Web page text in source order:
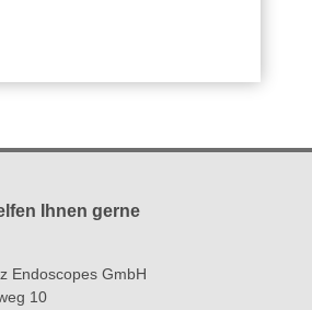
Ihnen gerne
Endoscopes GmbH
10